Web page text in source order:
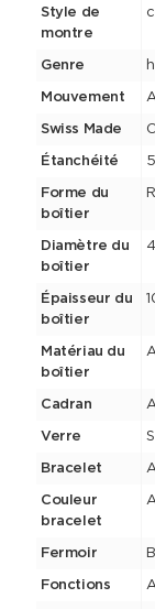
Style de
montre
Genre
Mouvement
Swiss Made
Étanchéité
Forme du
boîtier
Diamètre du
boîtier
Épaisseur du
boîtier
Matériau du
boîtier
Cadran
Verre
Bracelet
Couleur
bracelet
Fermoir
Fonctions